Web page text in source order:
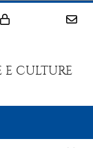
E CULTURE